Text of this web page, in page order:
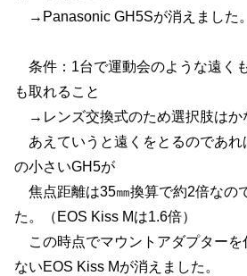
→Panasonic GH5Sが消えました。
条件：1台で運動会のような遠く
も取れること
→レンズ交換式のため選択肢はか
あえていうと遠くをとるのであれ
の小さいGH5が
焦点距離は35㎜換算で約2倍なの
た。（EOS Kiss Mは1.6倍）
この時点でマウントアダプターを
ないEOS Kiss Mが消えました。